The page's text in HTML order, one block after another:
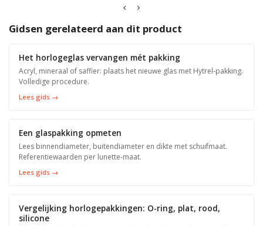
Gidsen gerelateerd aan dit product
Het horlogeglas vervangen mét pakking
Acryl, mineraal of saffier: plaats het nieuwe glas met Hytrel-pakking.
Volledige procedure.
Lees gids →
Een glaspakking opmeten
Lees binnendiameter, buitendiameter en dikte met schuifmaat.
Referentiewaarden per lunette-maat.
Lees gids →
Vergelijking horlogepakkingen: O-ring, plat, rood,
silicone